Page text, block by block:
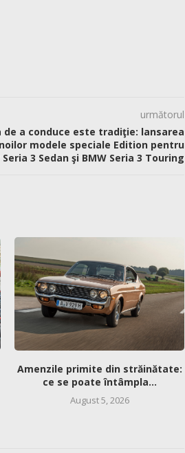
următorul
de a conduce este tradiţie: lansarea
modele speciale Edition pentru
Seria 3 Sedan şi BMW Seria 3 Touring
Amenzile primite din străinătate:
ce se poate întâmpla...
August 5, 2026